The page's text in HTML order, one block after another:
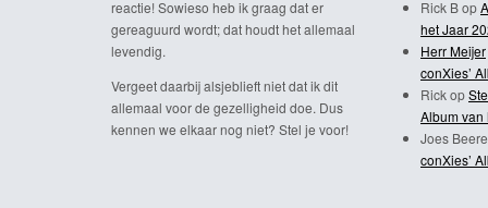
reactie! Sowieso heb ik graag dat er
gereaguurd wordt; dat houdt het allemaal
levendig.
Vergeet daarbij alsjeblieft niet dat ik dit
allemaal voor de gezelligheid doe. Dus
kennen we elkaar nog niet? Stel je voor!
Rick Bop
het Jaar
Herr Meijer
conXies’
Rickop
Album van
Joes
conXies’